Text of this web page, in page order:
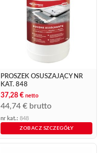
PROSZEK OSUSZAJĄCY NR
KAT. 848
37,28 € netto
44,74 € brutto
nr kat.: 848
ZOBACZ SZCZEGÓŁY